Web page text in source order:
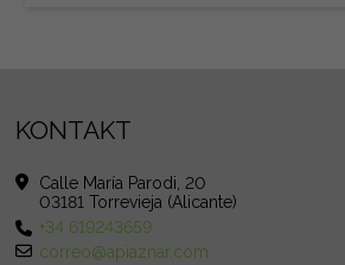
KONTAKT
Calle María Parodi, 20
03181 Torrevieja (Alicante)
+34 619243659
correo@apiaznar.com